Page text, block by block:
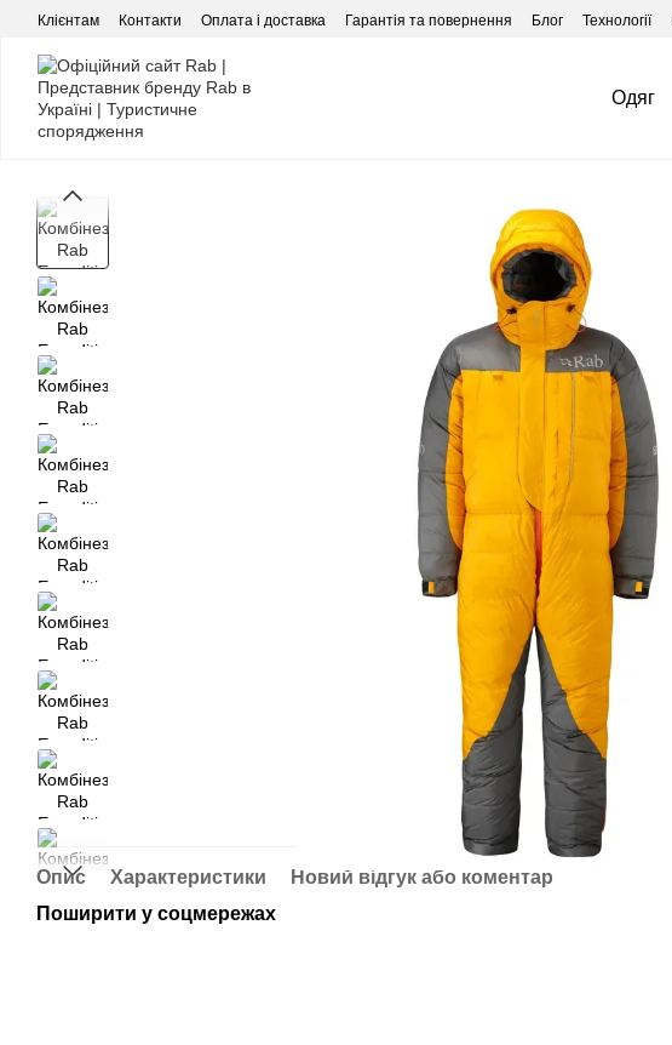
Перейти до основного контенту
Клієнтам Контакти Оплата і доставка Гарантія та повернення Блог Технології
Одяг
Опис Характеристики
Новий відгук або коментар
Поширити у соцмережах